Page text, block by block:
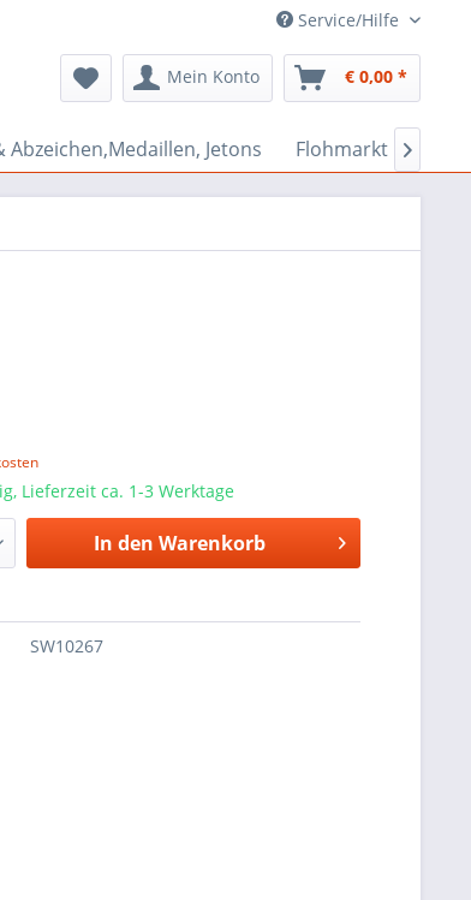
Service/Hilfe
Mein Konto € 0,00 *
Abzeichen,Medaillen, Jetons Flohmarkt Bazar

Lieferzeit ca. 1-3 Werktage
In den Warenkorb
SW10267